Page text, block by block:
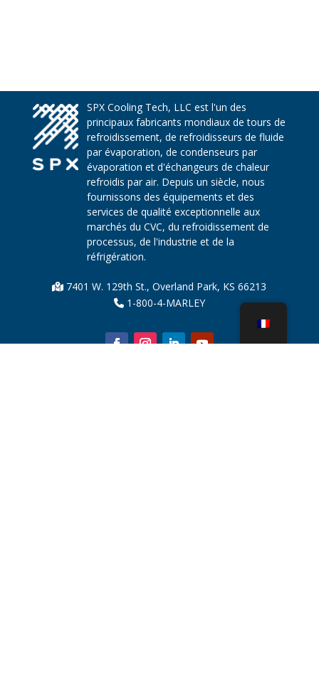
SPX Cooling Tech, LLC est l'un des
principaux fabricants mondiaux de tours de
refroidissement, de refroidisseurs de fluide
par évaporation, de condenseurs par
évaporation et d'échangeurs de chaleur
refroidis par air. Depuis un siècle, nous
fournissons des équipements et des
services de qualité exceptionnelle aux
marchés du CVC, du refroidissement de
processus, de l'industrie et de la
réfrigération.
7401 W. 129th St., Overland Park, KS 66213
1-800-4-MARLEY